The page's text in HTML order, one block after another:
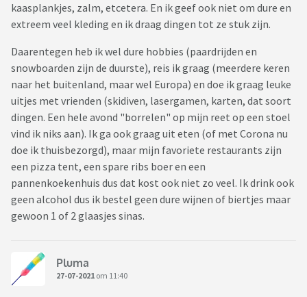
kaasplankjes, zalm, etcetera. En ik geef ook niet om dure en
extreem veel kleding en ik draag dingen tot ze stuk zijn.
Daarentegen heb ik wel dure hobbies (paardrijden en
snowboarden zijn de duurste), reis ik graag (meerdere keren
naar het buitenland, maar wel Europa) en doe ik graag leuke
uitjes met vrienden (skidiven, lasergamen, karten, dat soort
dingen. Een hele avond "borrelen" op mijn reet op een stoel
vind ik niks aan). Ik ga ook graag uit eten (of met Corona nu
doe ik thuisbezorgd), maar mijn favoriete restaurants zijn
een pizza tent, een spare ribs boer en een
pannenkoekenhuis dus dat kost ook niet zo veel. Ik drink ook
geen alcohol dus ik bestel geen dure wijnen of biertjes maar
gewoon 1 of 2 glaasjes sinas.
Pluma
27-07-2021 om 11:40